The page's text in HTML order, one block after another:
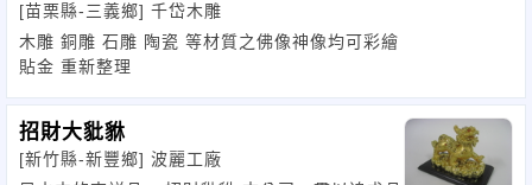
[苗栗縣-三義鄉] 千岱木雕
木雕 銅雕 石雕 陶瓷 等材質之佛像神像均可彩繪
貼金 重新整理
招財大豼貅
[新竹縣-新豐鄉] 波麗工廠